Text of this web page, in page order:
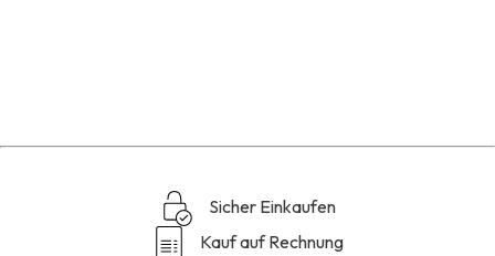
Sicher Einkaufen
Kauf auf Rechnung